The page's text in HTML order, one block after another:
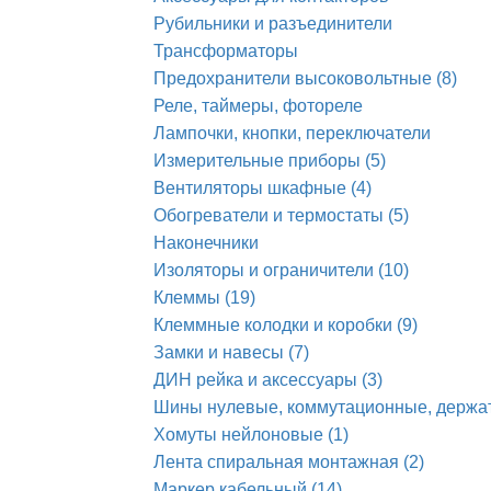
Рубильники и разъединители
Трансформаторы
Предохранители высоковольтные (8)
Реле, таймеры, фотореле
Лампочки, кнопки, переключатели
Измерительные приборы (5)
Вентиляторы шкафные (4)
Обогреватели и термостаты (5)
Наконечники
Изоляторы и ограничители (10)
Клеммы (19)
Клеммные колодки и коробки (9)
Замки и навесы (7)
ДИН рейка и аксессуары (3)
Шины нулевые, коммутационные,
Хомуты нейлоновые (1)
Лента спиральная монтажная (2)